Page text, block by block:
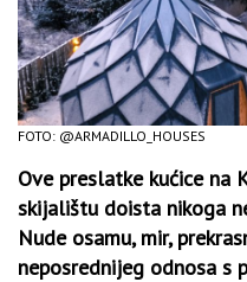
FOTO: @ARMADILLO_HOUSES
Ove preslatke kućice na
skijalištu doista nikoga
Nude osamu, mir,
neposrednijeg odnosa s